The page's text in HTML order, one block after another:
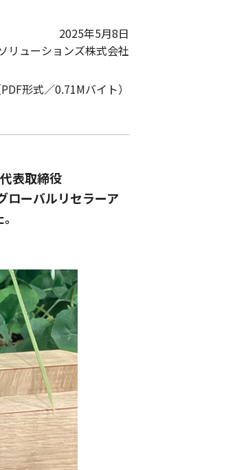
2025年5月8日
リューションズ株式会社
形式／0.71Mバイト）
表取締役
ローバルリセラーア